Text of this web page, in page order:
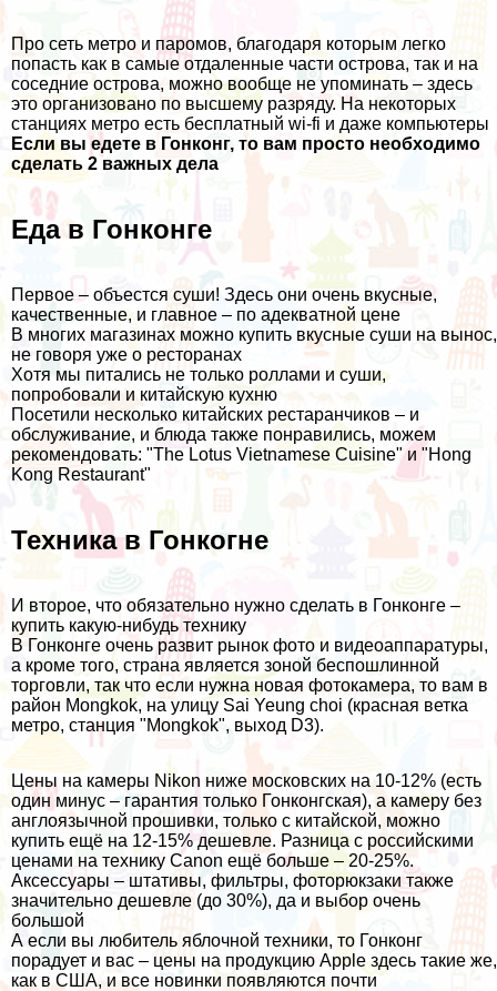
Про сеть метро и паромов, благодаря которым легко
попасть как в самые отдаленные части острова, так и на
соседние острова, можно вообще не упоминать – здесь
это организовано по высшему разряду. На некоторых
станциях метро есть бесплатный wi-fi и даже компьютеры
Если вы едете в Гонконг, то вам просто необходимо
сделать 2 важных дела
Еда в Гонконге
Первое – объестся суши! Здесь они очень вкусные,
качественные, и главное – по адекватной цене
В многих магазинах можно купить вкусные суши на вынос,
не говоря уже о ресторанах
Хотя мы питались не только роллами и суши,
попробовали и китайскую кухню
Посетили несколько китайских рестаранчиков – и
обслуживание, и блюда также понравились, можем
рекомендовать: "The Lotus Vietnamese Cuisine" и "Hong
Kong Restaurant"
Техника в Гонкогне
И второе, что обязательно нужно сделать в Гонконге –
купить какую-нибудь технику
В Гонконге очень развит рынок фото и видеоаппаратуры,
а кроме того, страна является зоной беспошлинной
торговли, так что если нужна новая фотокамера, то вам в
район Mongkok, на улицу Sai Yeung choi (красная ветка
метро, станция "Mongkok", выход D3).
Цены на камеры Nikon ниже московских на 10-12% (есть
один минус – гарантия только Гонконгская), а камеру без
англоязычной прошивки, только с китайской, можно
купить ещё на 12-15% дешевле. Разница с российскими
ценами на технику Canon ещё больше – 20-25%.
Аксессуары – штативы, фильтры, фоторюкзаки также
значительно дешевле (до 30%), да и выбор очень
большой
А если вы любитель яблочной техники, то Гонконг
порадует и вас – цены на продукцию Apple здесь такие же,
как в США, и все новинки появляются почти